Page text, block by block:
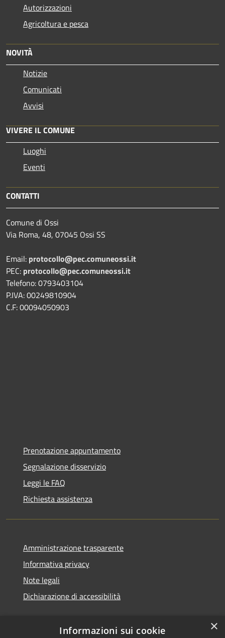
Autorizzazioni
Agricoltura e pesca
NOVITÀ
Notizie
Comunicati
Avvisi
VIVERE IL COMUNE
Luoghi
Eventi
CONTATTI
Comune di Ossi
Via Roma, 48, 07045 Ossi SS
Email: protocollo@pec.comuneossi.it
PEC: protocollo@pec.comuneossi.it
Telefono: 0793403104
P.IVA: 00249810904
C.F: 00094050903
Prenotazione appuntamento
Segnalazione disservizio
Leggi le FAQ
Richiesta assistenza
Amministrazione trasparente
Informativa privacy
Note legali
Dichiarazione di accessibilità
×
Informazioni sui cookie